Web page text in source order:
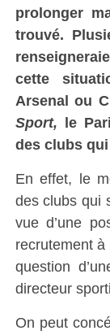
prolonger
trouvé.
cette
Arsenal ou
Sport, le
des clubs
En effet, le
des clubs qui
vue d’une
recrutement
question
directeur
On peut